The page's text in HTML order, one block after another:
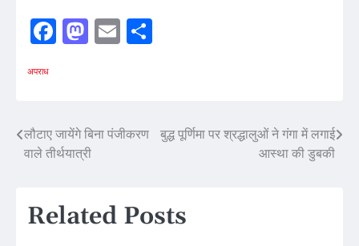
Facebook
Mastodon
Email
अपराध
Post
navigation
लौटाए जायेंगे बिना पंजीकरण
वाले तीर्थयात्री
बुद्ध पूर्णिमा पर श्रद्धालुओं ने गंगा में लगाई
आस्था की डुबकी
Related Posts